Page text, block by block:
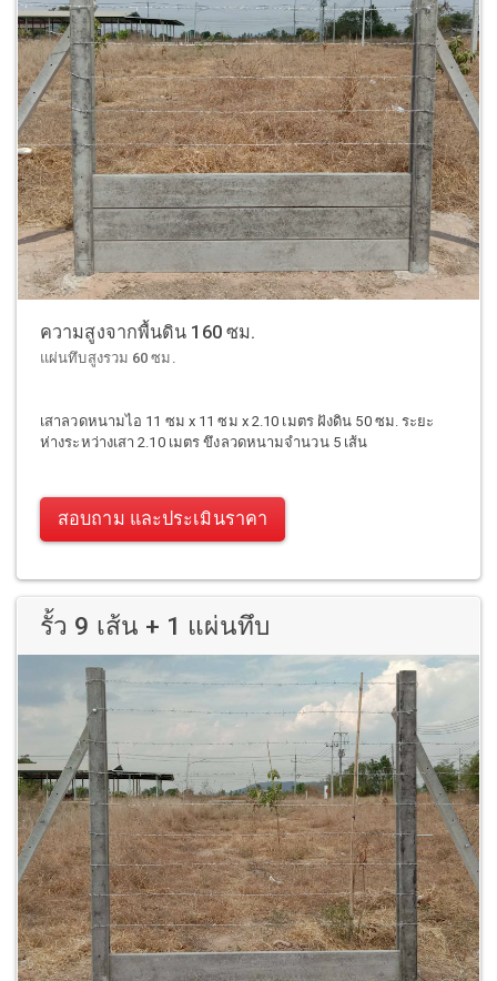
ความสูงจากพื้นดิน 160 ซม.
แผ่นทึบสูงรวม 60 ซม.
เสาลวดหนามไอ 11 ซม x 11 ซม x 2.10 เมตร ฝังดิน 50 ซม. ระยะ
ห่างระหว่างเสา 2.10 เมตร ขึงลวดหนามจำนวน 5 เส้น
สอบถาม และประเมินราคา
รั้ว 9 เส้น + 1 แผ่นทึบ